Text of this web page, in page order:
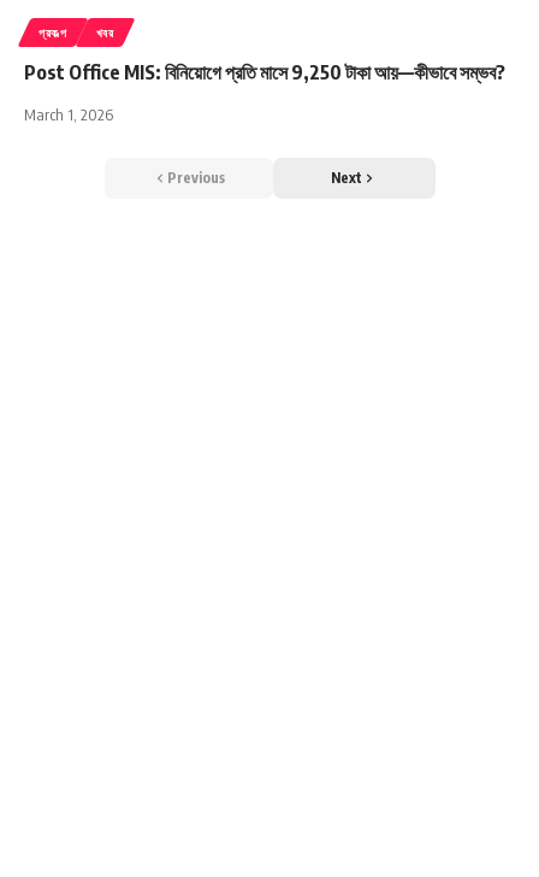
প্রকল্প খবর
Post Office MIS: বিনিয়োগে প্রতি মাসে 9,250 টাকা আয়—কীভাবে সম্ভব?
March 1, 2026
Previous Next